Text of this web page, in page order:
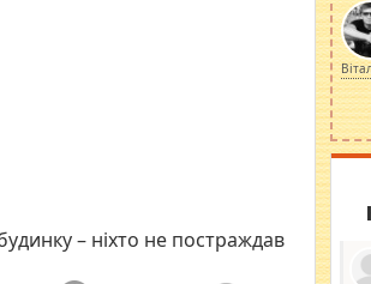
– ніхто не постраждав